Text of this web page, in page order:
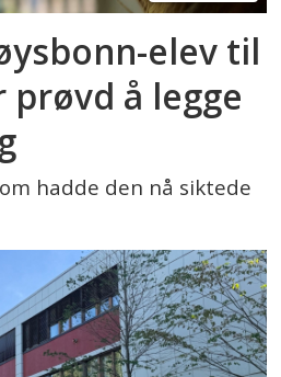
elev til
prøvd å legge
hadde den nå siktede